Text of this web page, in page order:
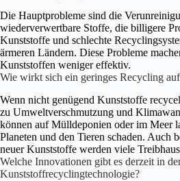
Die Hauptprobleme sind die
wiederverwertbare Stoffe, die billigere
Kunststoffe und schlechte
ärmeren Ländern. Diese Probleme
Kunststoffen weniger effektiv.
Wie wirkt sich ein geringes Recycling
Wenn nicht genügend Kunststoffe
zu Umweltverschmutzung und
können auf Mülldeponien oder im Meer
Planeten und den Tieren schaden. Auch
neuer Kunststoffe werden viele
Welche Innovationen gibt es derzeit in
Kunststoffrecyclingtechnologie?